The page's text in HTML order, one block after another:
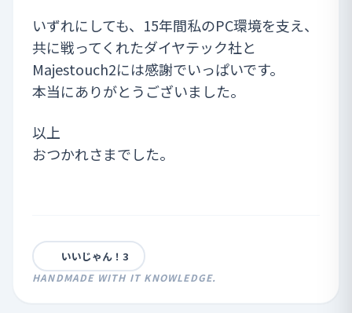
いずれにしても、15年間私のPC環境を支え、
共に戦ってくれたダイヤテック社と
Majestouch2には感謝でいっぱいです。
本当にありがとうございました。
以上
おつかれさまでした。
いいじゃん！3
HANDMADE WITH IT KNOWLEDGE.